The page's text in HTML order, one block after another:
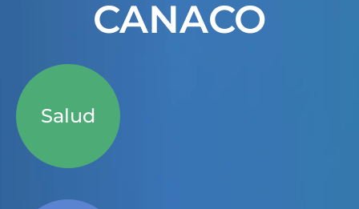
CANACO
Salud